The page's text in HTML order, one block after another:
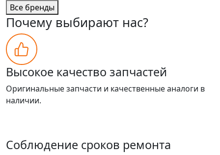
Все бренды
Почему выбирают нас?
Высокое качество запчастей
Оригинальные запчасти и качественные аналоги в
наличии.
Соблюдение сроков ремонта